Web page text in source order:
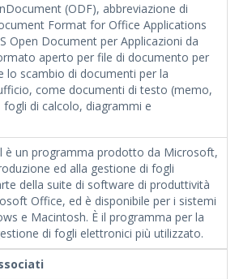
(ODF), abbreviazione di
Format for Office Applications
Open Document per Applicazioni da
aperto per file di documento per
lo scambio di documenti per la
come documenti di testo (memo,
di calcolo, diagrammi e
è un programma prodotto da Microsoft,
ed alla gestione di fogli
della suite di software di produttività
Office, ed è disponibile per i sistemi
e Macintosh. È il programma per la
di fogli elettronici più utilizzato.